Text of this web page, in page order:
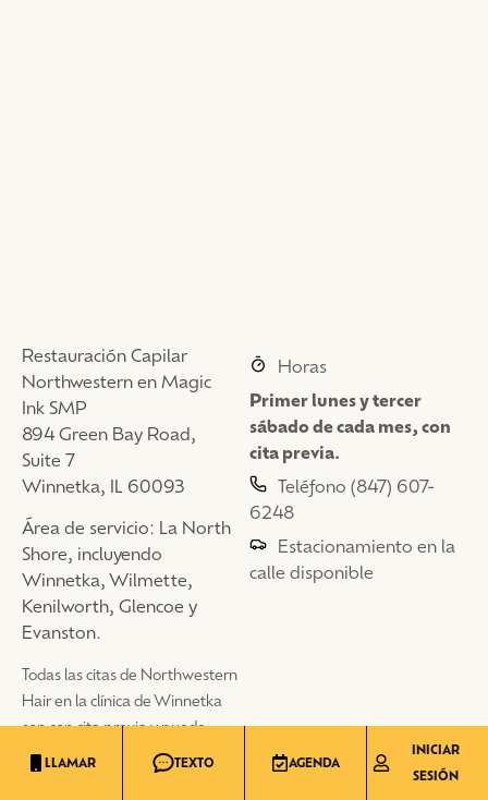
Restauración Capilar
Northwestern en Magic
Ink SMP
894 Green Bay Road,
Suite 7
Winnetka, IL 60093
Área de servicio: La North
Shore, incluyendo
Winnetka, Wilmette,
Kenilworth, Glencoe y
Evanston.
Todas las citas de Northwestern
Hair en la clínica de Winnetka
son con cita previa y puede
programarla directamente a
través del enlace a
Horas
Primer lunes y tercer
sábado de cada mes, con
cita previa.
Teléfono (847) 607-
6248
Estacionamiento en la
calle disponible
LLAMAR TEXTO AGENDA
INICIAR
SESIÓN